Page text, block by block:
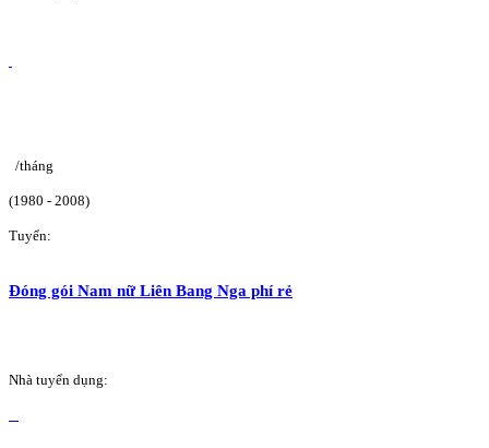
/tháng
(1980 - 2008)
Tuyển:
Đóng gói Nam nữ Liên Bang Nga phí rẻ
Nhà tuyển dụng: